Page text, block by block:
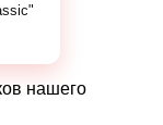
нашего